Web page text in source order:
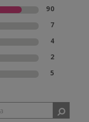
90
7
4
2
5